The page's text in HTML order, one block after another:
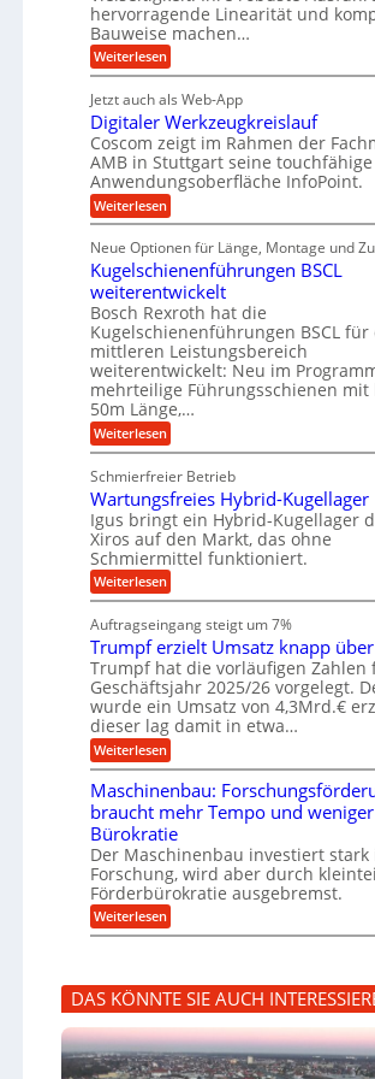
r
e
b
e
f
ü
r
r
a
e
U
m
g
e
b
u
n
g
n
t
r
a
g
s
e
i
n
g
a
n
g
n
K
w
i
c
h
t
i
g
e
r
a
l
s
M
a
s
c
h
i
n
e
n
e
n
g
e
t
r
i
e
b
e
f
ü
r
r
ä
i
s
e
u
b
b
e
w
e
g
u
n
g
e
n
hervorragende Linearität und
Bauweise machen…
Weiterlesen:
P
ä
z
i
s
i
o
n
f
r
A
u
t
o
m
o
t
i
v
e
u
n
d
M
a
s
c
h
i
n
n
b
a
u
Jetzt auch als Web-App
Digitaler Werkzeugkreislauf
Coscom zeigt im Rahmen der
AMB in Stuttgart seine touchfähige
Anwendungsoberfläche InfoPoint.
Weiterlesen:
D
g
i
t
a
l
e
r
W
e
r
k
z
e
u
g
k
r
e
i
s
l
a
u
f
Neue Optionen für Länge, Montage und
Kugelschienenführungen BSCL
weiterentwickelt
Bosch Rexroth hat die
Kugelschienenführungen BSCL für
mittleren Leistungsbereich
weiterentwickelt: Neu im
mehrteilige Führungsschienen mit
50m Länge,…
Weiterlesen:
K
g
e
l
s
c
h
i
e
e
n
f
ü
h
r
u
n
g
e
n
B
S
C
L
w
e
i
t
e
n
w
i
c
Schmierfreier Betrieb
Wartungsfreies Hybrid-Kugellager
Igus bringt ein Hybrid-Kugellager
Xiros auf den Markt, das ohne
Schmiermittel funktioniert.
Weiterlesen:
W
r
t
u
n
g
s
f
r
e
e
s
H
y
b
r
i
d
-
g
e
l
l
a
g
Auftragseingang steigt um 7%
Trumpf erzielt Umsatz knapp
Trumpf hat die vorläufigen Zahlen
Geschäftsjahr 2025/26 vorgelegt.
wurde ein Umsatz von 4,3Mrd.€
dieser lag damit in etwa…
Weiterlesen:
T
u
m
p
f
e
r
z
i
e
U
m
s
a
t
z
Maschinenbau:
braucht mehr Tempo und weniger
Bürokratie
Der Maschinenbau investiert stark
Forschung, wird aber durch
Förderbürokratie ausgebremst.
Weiterlesen:
M
c
h
i
n
e
n
DAS KÖNNTE SIE AUCH